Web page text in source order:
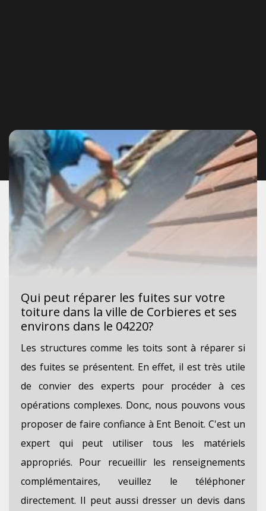
Qui peut réparer les fuites sur votre
toiture dans la ville de Corbieres et ses
environs dans le 04220?
Les structures comme les toits sont à réparer si
des fuites se présentent. En effet, il est très utile
de convier des experts pour procéder à ces
opérations complexes. Donc, nous pouvons vous
proposer de faire confiance à Ent Benoit. C'est un
expert qui peut utiliser tous les matériels
appropriés. Pour recueillir les renseignements
complémentaires, veuillez le téléphoner
directement. Il peut aussi dresser un devis dans